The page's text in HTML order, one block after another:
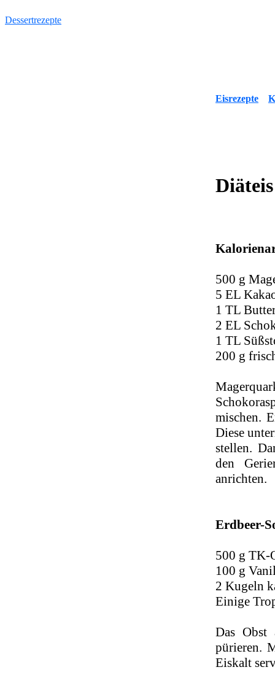
Dessertrezepte
Eisrezepte
Diäteis
500 g
5 EL
1 TL
2 EL
1 TL
200 g
mischen.
Diese
stellen.
den
anrichten.
Erdbeer-
500 g TK-
100 g
2 Kugeln
Einige
Das Obst
pürieren.
Eiskalt